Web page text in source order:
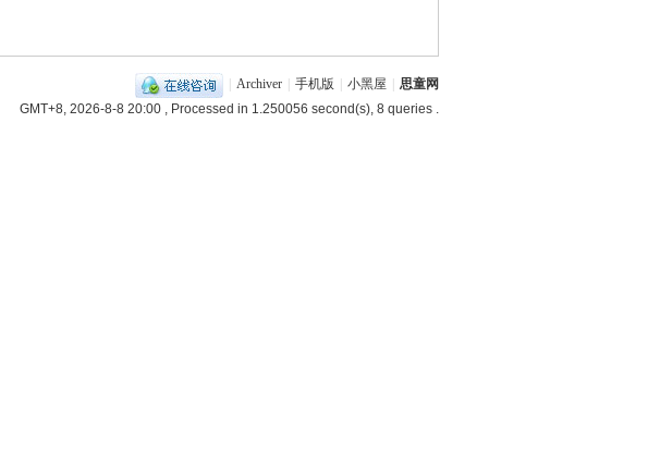
Archiver 手机版 小黑屋
思童网
GMT+8, 2026-8-8 20:00 , Processed in 1.250056 second(s), 8 queries .